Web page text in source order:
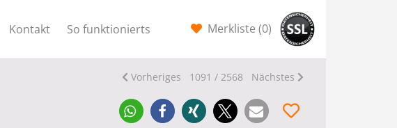
Kontakt So funktionierts Merkliste (0)
Vorheriges 1091 / 2568 Nächstes